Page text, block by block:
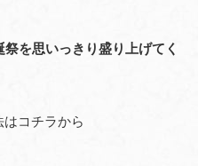
を思いっきり盛り上げてく
コチラから